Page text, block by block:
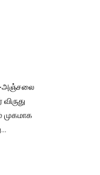
அஞ்சலை
முகமாக